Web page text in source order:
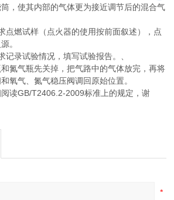
，使其内部的气体更为接近调节后的混合气
点燃试样（点火器的使用按前面叙述），点
。
记录试验情况，填写试验报告。、
氮气瓶先关掉，把气路中的气体放完，再将
氧气、氮气稳压阀调回原始位置。
读GB/T2406.2-2009标准上的规定，谢